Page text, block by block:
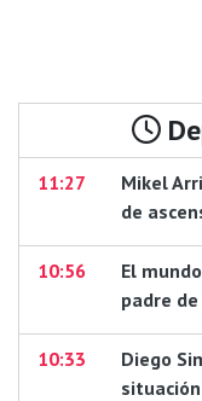
11:27
Mikel
de
10:56
El
padre
10:33
Diego